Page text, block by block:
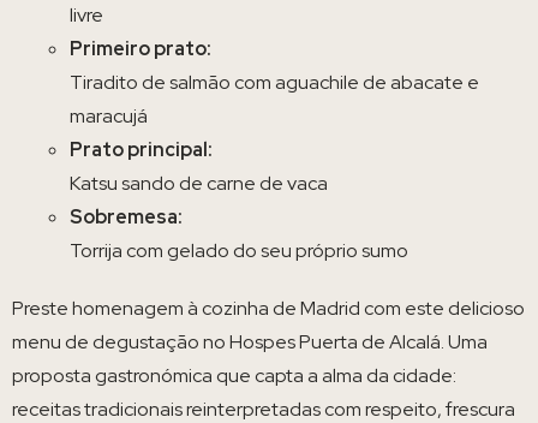
livre
Primeiro prato:
Tiradito de salmão com aguachile de abacate e
maracujá
Prato principal:
Katsu sando de carne de vaca
Sobremesa:
Torrija com gelado do seu próprio sumo
Preste homenagem à cozinha de Madrid com este delicioso
menu de degustação no Hospes Puerta de Alcalá. Uma
proposta gastronómica que capta a alma da cidade:
receitas tradicionais reinterpretadas com respeito, frescura